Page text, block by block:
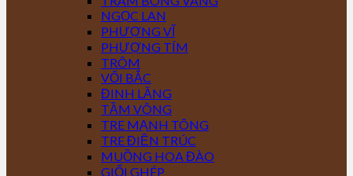
NGỌC LAN
PHƯỢNG VĨ
PHƯỢNG TÍM
TRÔM
VỐI BẮC
ĐINH LĂNG
TẦM VÔNG
TRE MẠNH TÔNG
TRE ĐIỀN TRÚC
MUỒNG HOA ĐÀO
GIỔI GHÉP